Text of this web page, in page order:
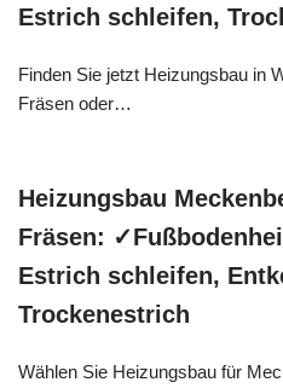
Estrich schleifen,
Finden Sie jetzt Heizungsbau in
Fräsen oder…
Heizungsbau
Fräsen:
Estrich schleifen,
Trockenestrich
Wählen Sie Heizungsbau für